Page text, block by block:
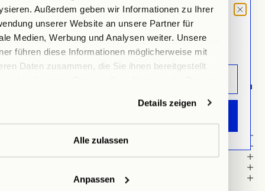
Außerdem geben wir Informationen zu Ihrer
unserer Website an unsere Partner für
Medien, Werbung und Analysen weiter. Unsere
führen diese Informationen möglicherweise mit
Daten zusammen, die Sie ihnen bereitgestellt
Details zeigen
Alle zulassen
Anpassen
CUTTING BOARD. DESIGN & FUNCTION.
Unsere Schneidebretter werden aus Holzfaser mit antibakterieller
Wirkung hergestellt. Sie sind hygienisch und pflegeleicht,
lebensmittelecht und messerschonend. Auf der Rückseite befinden sich
Gumminoppen, somit sind unsere Schneidebretter rutschfest. Im
Gegensatz zu herkömmlichen Holzschneidebrettern sind sie
1x Cutting Board small + 1x Cutting Board large + 1x Cutting Board
extra large + 1x Cutting Board Butter
Material
MOOD LETTER
Sign up and don't miss any launches,
updates & specials.